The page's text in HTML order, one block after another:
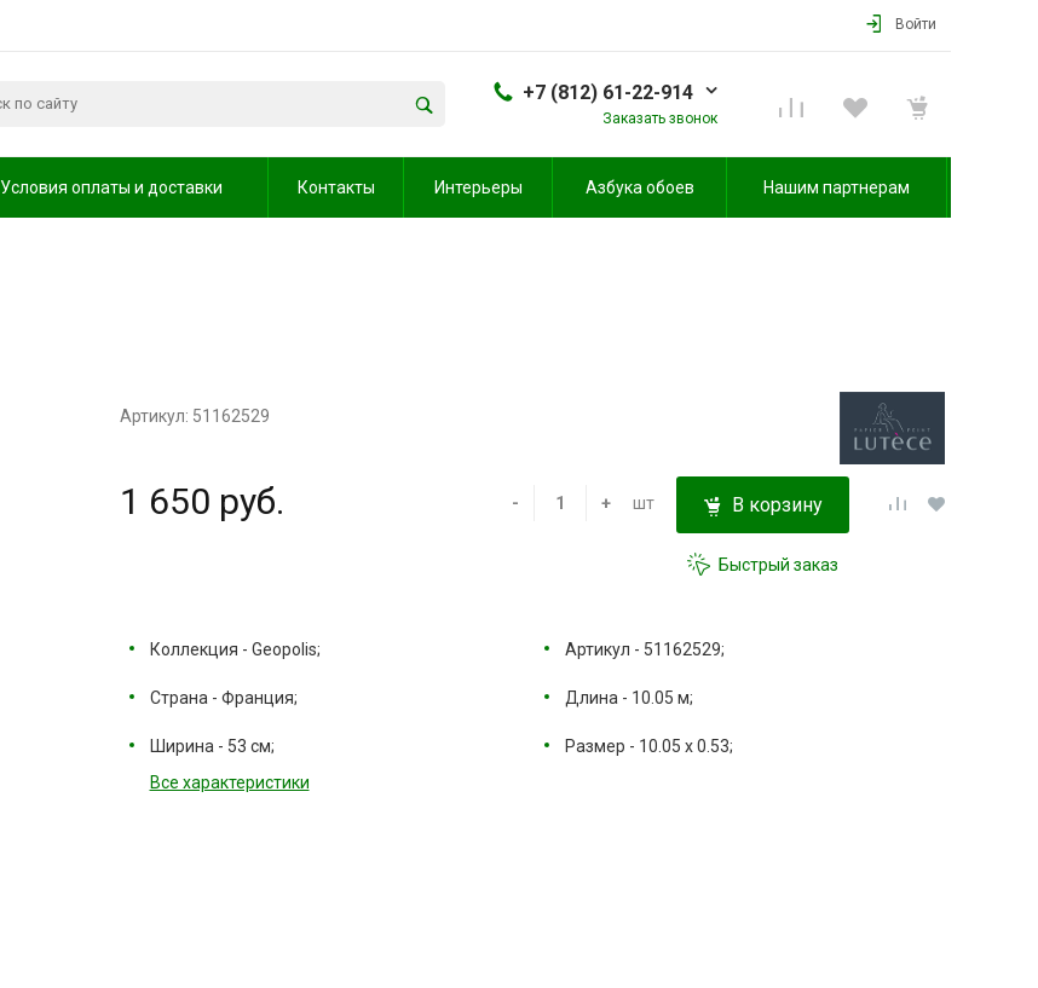
Войти
+7 (812) 61-22-914
Заказать звонок
Условия оплаты и доставки Контакты Интерьеры Азбука обоев Нашим партнерам
Артикул: 51162529
1 650 руб. - + шт В корзину
Быстрый заказ
Коллекция - Geopolis; Артикул - 51162529;
Страна - Франция; Длина - 10.05 м;
Ширина - 53 см;
Размер - 10.05 х 0.53;
Все характеристики